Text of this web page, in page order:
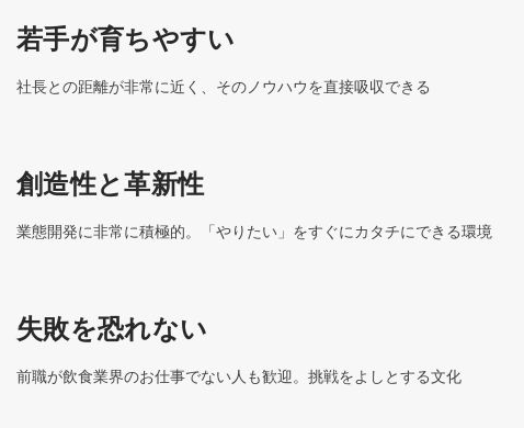
若手が育ちやすい
社長との距離が非常に近く、そのノウハウを直接吸収できる
創造性と革新性
業態開発に非常に積極的。「やりたい」をすぐにカタチにできる環境
失敗を恐れない
前職が飲食業界のお仕事でない人も歓迎。挑戦をよしとする文化